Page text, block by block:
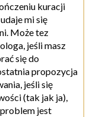
kuracji
mi się
Może tez
jeśli masz
się do
propozycja
jeśli się
(tak jak ja),
jest